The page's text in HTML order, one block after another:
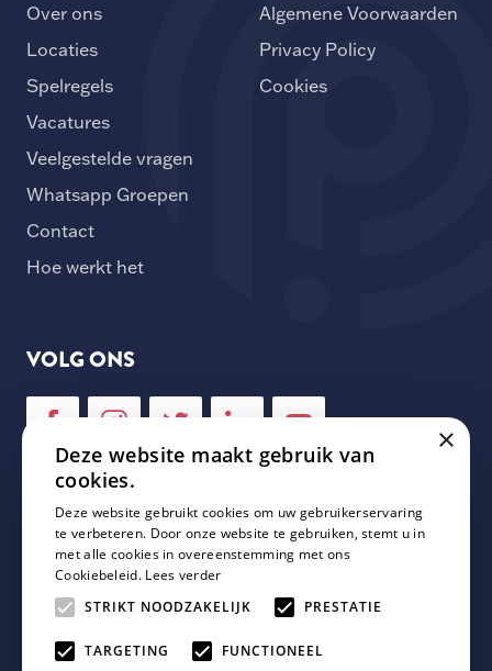
Over ons
Locaties
Spelregels
Vacatures
Veelgestelde vragen
Whatsapp Groepen
Contact
Hoe werkt het
Algemene Voorwaarden
Privacy Policy
Cookies
VOLG ONS
NIEUWSBRIEF
Schrijf je in voor onze nieuwsbrief en mis geen enkele
update van Plaza Padel!
×
Deze website maakt gebruik van
cookies.
Deze website gebruikt cookies om uw gebruikerservaring
te verbeteren. Door onze website te gebruiken, stemt u in
met alle cookies in overeenstemming met ons
Cookiebeleid. Lees verder
STRIKT NOODZAKELIJK
PRESTATIE
TARGETING FUNCTIONEEL